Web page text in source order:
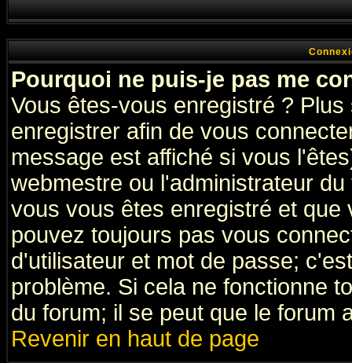
Pourquoi ne puis-je pas me
Vous êtes-vous enregistré ?
enregistrer afin de vous
message est affiché si vous
webmestre ou l'administrateur
vous vous êtes enregistré et
pouvez toujours pas vous
d'utilisateur et mot de passe;
problème. Si cela ne fonctionne
du forum; il se peut que le forum
Revenir en haut de page